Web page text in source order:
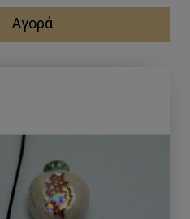
Αγορά